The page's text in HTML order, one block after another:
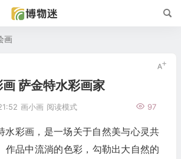
画
萨金特水彩画家
画小画 97
阅读模式
水彩画，是一场关于自然美与心灵共
作品中流淌的色彩，勾勒出大自然的